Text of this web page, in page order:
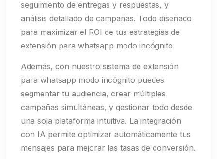
seguimiento de entregas y respuestas, y
análisis detallado de campañas. Todo diseñado
para maximizar el ROI de tus estrategias de
extensión para whatsapp modo incógnito.
Además, con nuestro sistema de extensión
para whatsapp modo incógnito puedes
segmentar tu audiencia, crear múltiples
campañas simultáneas, y gestionar todo desde
una sola plataforma intuitiva. La integración
con IA permite optimizar automáticamente tus
mensajes para mejorar las tasas de conversión.